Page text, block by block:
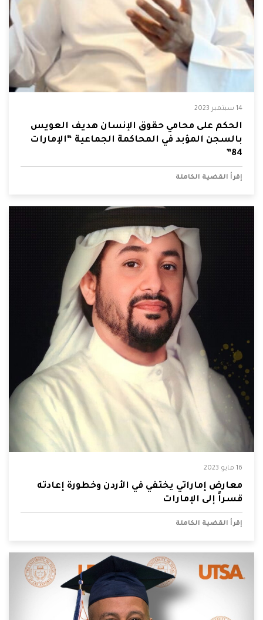
14 سبتمبر 2023
الحكم على محامي حقوق الإنسان هديف العويس
بالسجن المؤبد في المحاكمة الجماعية “الإمارات
84”
إقرأ القضية الكاملة
16 مايو 2023
معارض إماراتي يختفي في الأردن وخطورة إعادته
قسراً إلى الإمارات
إقرأ القضية الكاملة